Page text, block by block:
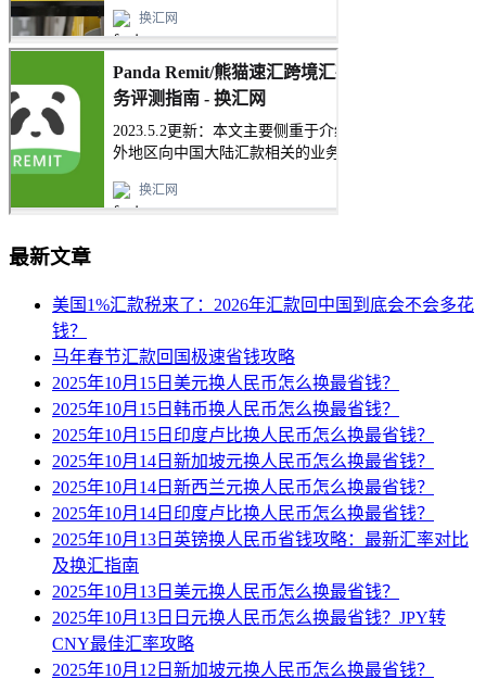
最新文章
美国1%汇款税来了：2026年汇款回中国到底会不会多花
钱？
马年春节汇款回国极速省钱攻略
2025年10月15日美元换人民币怎么换最省钱？
2025年10月15日韩币换人民币怎么换最省钱？
2025年10月15日印度卢比换人民币怎么换最省钱？
2025年10月14日新加坡元换人民币怎么换最省钱？
2025年10月14日新西兰元换人民币怎么换最省钱？
2025年10月14日印度卢比换人民币怎么换最省钱？
2025年10月13日英镑换人民币省钱攻略：最新汇率对比
及换汇指南
2025年10月13日美元换人民币怎么换最省钱？
2025年10月13日日元换人民币怎么换最省钱？JPY转
CNY最佳汇率攻略
2025年10月12日新加坡元换人民币怎么换最省钱？